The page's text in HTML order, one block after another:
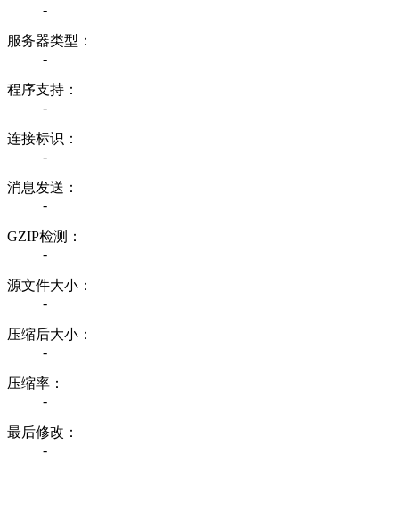
-
服务器类型：
-
程序支持：
-
连接标识：
-
消息发送：
-
GZIP检测：
-
源文件大小：
-
压缩后大小：
-
压缩率：
-
最后修改：
-